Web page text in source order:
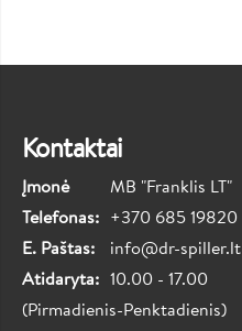
Kontaktai
Įmonė
MB "Franklis LT"
Telefonas: +370 685 19820
E. Paštas:
info@dr-spiller.lt
Atidaryta: 10.00 - 17.00
(Pirmadienis-Penktadienis)